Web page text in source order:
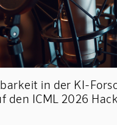
in der KI-
den ICML 2026